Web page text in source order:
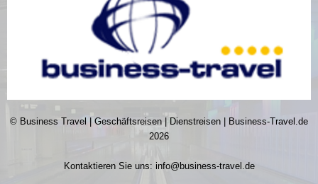
© Business Travel | Geschäftsreisen | Dienstreisen | Business-Travel.de
2026
Kontaktieren Sie uns: info@business-travel.de